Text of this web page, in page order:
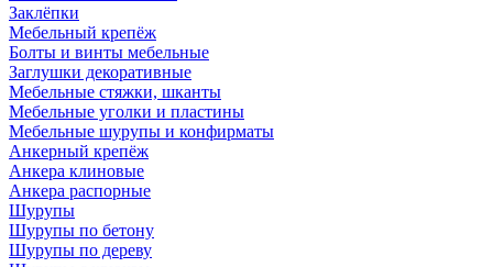
Заклёпки
Мебельный крепёж
Болты и винты мебельные
Заглушки декоративные
Мебельные стяжки, шканты
Мебельные уголки и пластины
Мебельные шурупы и конфирматы
Анкерный крепёж
Анкера клиновые
Анкера распорные
Шурупы
Шурупы по бетону
Шурупы по дереву